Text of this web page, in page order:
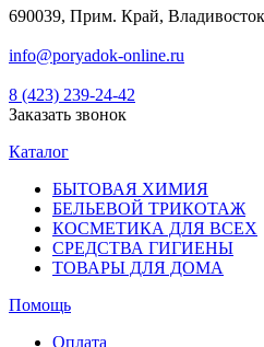
690039, Прим. Край,
info@poryadok-online.ru
8 (423) 239-24-42
Заказать звонок
Каталог
БЫТОВАЯ ХИМИЯ
БЕЛЬЕВОЙ ТРИКОТАЖ
КОСМЕТИКА ДЛЯ ВСЕХ
СРЕДСТВА ГИГИЕНЫ
ТОВАРЫ ДЛЯ ДОМА
Помощь
Оплата